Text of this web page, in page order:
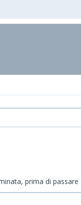
prima di passare